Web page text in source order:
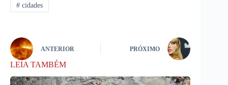
#cidades
ANTERIOR PRÓXIMO
LEIA TAMBÉM